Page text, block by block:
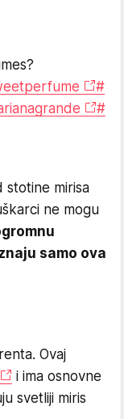
#
#
stotine mirisa
ne mogu
samo ova
Ovaj
i ima osnovne
svetliji miris